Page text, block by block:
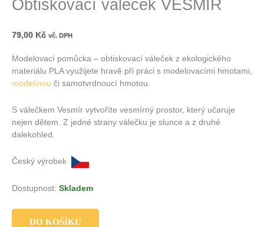
Obtiskovací váleček VESMÍR
79,00 Kč vč. DPH
Modelovací pomůcka – obtiskovací váleček z ekologického
materiálu PLA využijete hravě při práci s modelovacími hmotami,
modelínou či samotvrdnoucí hmotou.
S válečkem Vesmír vytvoříte vesmírný prostor, který učaruje
nejen dětem. Z jedné strany válečku je slunce a z druhé
dalekohled.
Český výrobek
Dostupnost: Skladem
DO KOŠÍKU